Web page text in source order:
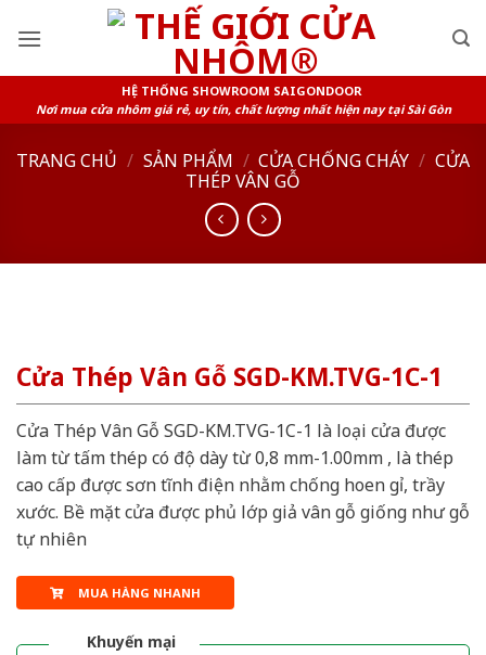
HỆ THỐNG SHOWROOM SAIGONDOOR
Nơi mua cửa nhôm giá rẻ, uy tín, chất lượng nhất hiện nay tại Sài Gòn
TRANG CHỦ / SẢN PHẨM / CỬA CHỐNG CHÁY / CỬA
THÉP VÂN GỖ
Cửa Thép Vân Gỗ SGD-KM.TVG-1C-1
Cửa Thép Vân Gỗ SGD-KM.TVG-1C-1 là loại cửa được
làm từ tấm thép có độ dày từ 0,8 mm-1.00mm , là thép
cao cấp được sơn tĩnh điện nhằm chống hoen gỉ, trầy
xước. Bề mặt cửa được phủ lớp giả vân gỗ giống như gỗ
tự nhiên
MUA HÀNG NHANH
Khuyến mại